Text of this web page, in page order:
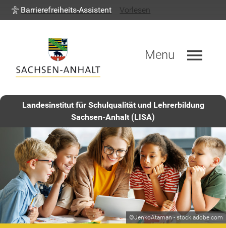
Menu menu
Barrierefreiheits-Assistent Vorlesen
Landesinstitut für Schulqualität und Lehrerbildung
Sachsen-Anhalt (LISA)
©JenkoAtaman - stock.adobe.com